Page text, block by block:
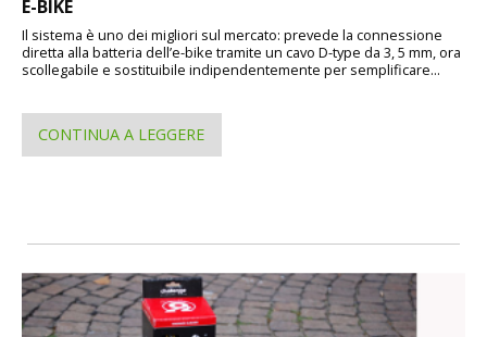
E-BIKE
Il sistema è uno dei migliori sul mercato: prevede la connessione
diretta alla batteria dell’e-bike tramite un cavo D-type da 3, 5 mm, ora
scollegabile e sostituibile indipendentemente per semplificare...
CONTINUA A LEGGERE